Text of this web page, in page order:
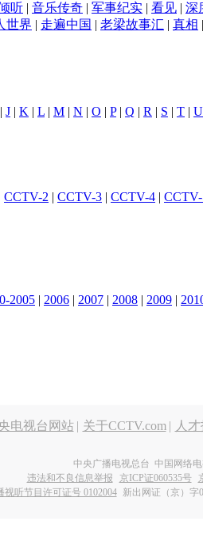
听 | 音乐传奇 | 军事纪实 | 看见 | 深
世界 | 走遍中国 | 老梁故事汇 | 真相
| J | K | L | M | N | O | P| Q | R | S | T | U
CCTV-2 | CCTV-3 | CCTV-4 |
2005 | 2006 | 2007 | 2008 | 2009 |
电视台网站 | 关于CCTV.com | 人
中央广播电视总台 中国网络
违法和不良信息举报
京ICP证060535号
视听节目许可证号 0102004 新出网证（京）